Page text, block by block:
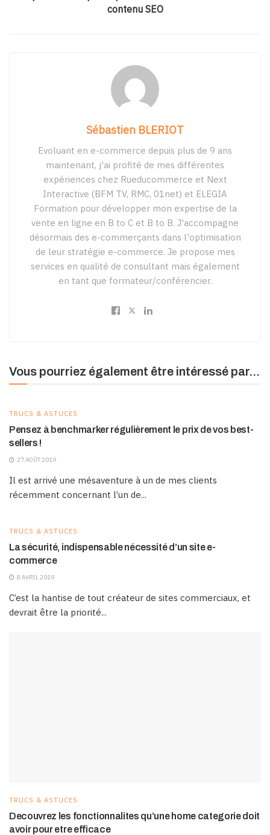
contenu SEO
Sébastien BLERIOT
Evoluant en e-commerce depuis plus de 9 ans
maintenant, j'ai profité de mes différentes
expériences chez Rueducommerce et Next
Interactive (BFM TV, RMC, 01net) et ELEGIA
Formation pour développer mon expertise de la
vente en ligne en B to C et B to B. J'accompagne
désormais des e-commerçants dans l'optimisation
de leur stratégie e-commerce. Je propose mes
services en qualité de consultant mais également
en tant que formateur/conférencier.
Vous pourriez également être intéressé par...
TRUCS & ASTUCES
Pensez à benchmarker régulièrement le prix de vos best-
sellers !
27 AOÛT 2019
Il est arrivé une mésaventure à un de mes clients
récemment concernant l’un de...
TRUCS & ASTUCES
La sécurité, indispensable nécessité d’un site e-
commerce
8 AVRIL 2019
C’est la hantise de tout créateur de sites commerciaux, et
devrait être la priorité...
TRUCS & ASTUCES
Decouvrez les fonctionnalites qu’une home categorie doit
avoir pour etre efficace